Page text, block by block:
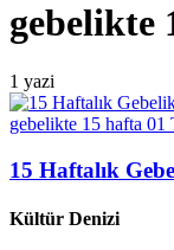
gebelikte
1 yazi
gebelikte 15 hafta 01
15 Haftalık
Kültür Denizi